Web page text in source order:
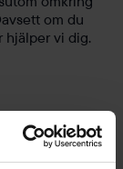
om du
hjälper vi dig.